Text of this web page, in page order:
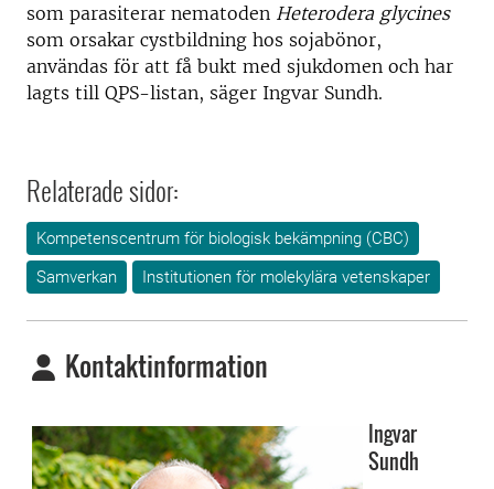
som parasiterar nematoden Heterodera glycines
som orsakar cystbildning hos sojabönor,
användas för att få bukt med sjukdomen och har
lagts till QPS-listan, säger Ingvar Sundh.
Relaterade sidor:
Kompetenscentrum för biologisk bekämpning (CBC)
Samverkan
Institutionen för molekylära vetenskaper
Kontaktinformation
Ingvar
Sundh